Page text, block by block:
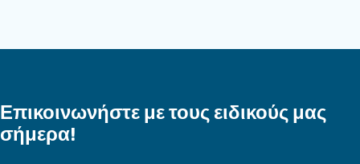
ασφαλήεπένδυση.Εξοικονομούν χρόνο,
μειώνουν τις βλάβες, τα ατυχήματα και